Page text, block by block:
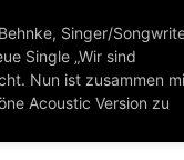
Singer/
Single „Wir sind
Nun ist zusammen
Acoustic Version zu